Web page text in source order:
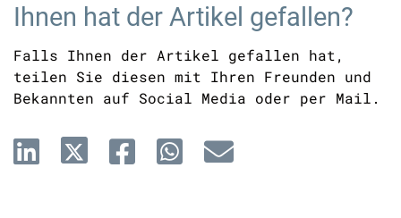
Ihnen hat der Artikel gefallen?
Falls Ihnen der Artikel gefallen hat,
teilen Sie diesen mit Ihren Freunden und
Bekannten auf Social Media oder per Mail.